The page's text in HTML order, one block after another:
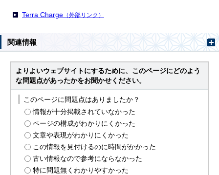
Terra Charge （外部リンク）
関連情報
よりよいウェブサイトにするために、このページにどのよう
な問題点があったかをお聞かせください。
このページに問題点はありましたか？
情報が十分掲載されていなかった
ページの構成がわかりにくかった
文章や表現がわかりにくかった
この情報を見付けるのに時間がかかった
古い情報なので参考にならなかった
特に問題無くわかりやすかった